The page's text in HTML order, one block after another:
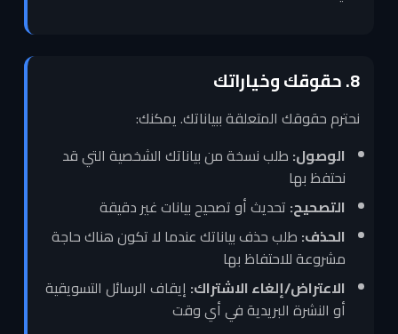
8. حقوقك وخياراتك
نحترم حقوقك المتعلقة ببياناتك. يمكنك:
الوصول: طلب نسخة من بياناتك الشخصية التي قد
نحتفظ بها
التصحيح: تحديث أو تصحيح بيانات غير دقيقة
الحذف: طلب حذف بياناتك عندما لا تكون هناك حاجة
مشروعة للاحتفاظ بها
الاعتراض/إلغاء الاشتراك: إيقاف الرسائل التسويقية
أو النشرة البريدية في أي وقت